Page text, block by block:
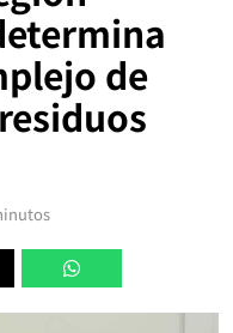
de